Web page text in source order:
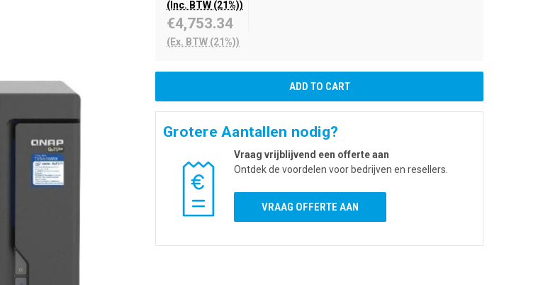
(Inc. BTW (21%))
€4,753.34
(Ex. BTW (21%))
Grotere Aantallen nodig?
Vraag vrijblijvend een offerte aan
Ontdek de voordelen voor bedrijven en resellers.
VRAAG OFFERTE AAN